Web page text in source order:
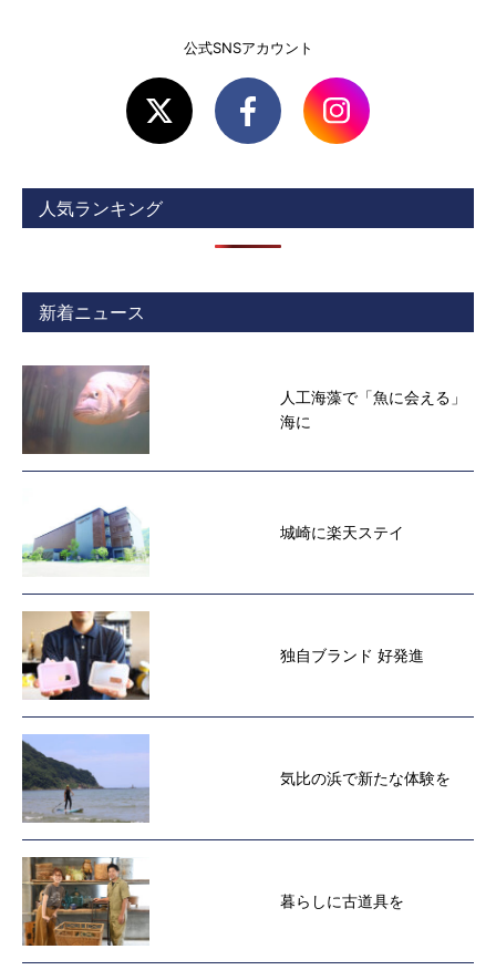
公式SNSアカウント
人気ランキング
新着ニュース
人工海藻で「魚に会える」
海に
城崎に楽天ステイ
独自ブランド 好発進
気比の浜で新たな体験を
暮らしに古道具を